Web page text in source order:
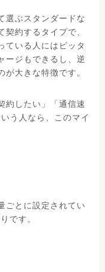
選ぶスタンダードな
約するタイプで、
ている人にはピッタ
ージもできるし、逆
大きな特徴です。
約したい」「通信速
う人なら、このマイ
ごとに設定されてい
です。